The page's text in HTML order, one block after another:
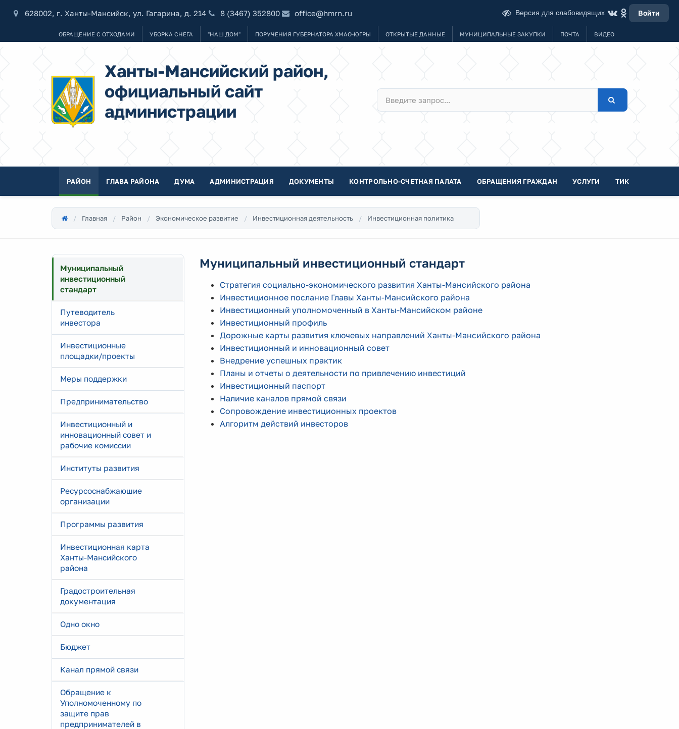
628002, г. Ханты-Мансийск, ул. Гагарина, д. 214 8 (3467) 352800 office@hmrn.ru Версия для слабовидящих Войти
ОБРАЩЕНИЕ С ОТХОДАМИ УБОРКА СНЕГА "НАШ ДОМ" ПОРУЧЕНИЯ ГУБЕРНАТОРА ХМАО-ЮГРЫ ОТКРЫТЫЕ ДАННЫЕ МУНИЦИПАЛЬНЫЕ ЗАКУПКИ ПОЧТА ВИДЕО
Ханты-Мансийский район,
официальный сайт
администрации
РАЙОН ГЛАВА РАЙОНА ДУМА АДМИНИСТРАЦИЯ ДОКУМЕНТЫ КОНТРОЛЬНО-СЧЕТНАЯ ПАЛАТА ОБРАЩЕНИЯ ГРАЖДАН УСЛУГИ ТИК
Главная Район Экономическое развитие Инвестиционная деятельность Инвестиционная политика
Муниципальный
инвестиционный
стандарт
Путеводитель
инвестора
Инвестиционные
площадки/проекты
Меры поддержки
Предпринимательство
Инвестиционный и
инновационный совет и
рабочие комиссии
Институты развития
Ресурсоснабжаюшие
организации
Программы развития
Инвестиционная карта
Ханты-Мансийского
района
Градостроительная
документация
Одно окно
Бюджет
Канал прямой связи
Обращение к
Уполномоченному по
защите прав
предпринимателей в
Муниципальный инвестиционный стандарт
Стратегия социально-экономического развития Ханты-Мансийского района
Инвестиционное послание Главы Ханты-Мансийского района
Инвестиционный уполномоченный в Ханты-Мансийском районе
Инвестиционный профиль
Дорожные карты развития ключевых направлений Ханты-Мансийского района
Инвестиционный и инновационный совет
Внедрение успешных практик
Планы и отчеты о деятельности по привлечению инвестиций
Инвестиционный паспорт
Наличие каналов прямой связи
Сопровождение инвестиционных проектов
Алгоритм действий инвесторов